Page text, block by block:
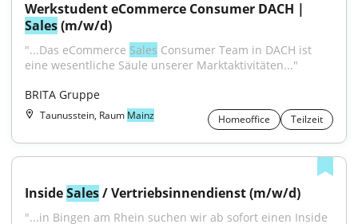
Sales (m/w/d)
"...Das eCommerce Sales Consumer Team in DACH ist
eine wesentliche Säule unserer Marktaktivitäten..."
BRITA Gruppe
Taunusstein, Raum Mainz Homeoffice Teilzeit
Inside Sales / Vertriebsinnendienst (m/w/d)